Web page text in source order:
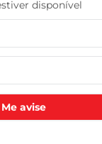
Me avise